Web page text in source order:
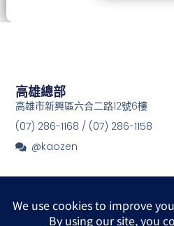
高雄總部
高雄市新興區六合二路12號6樓
(07) 286-1168 / (07) 286-1158
@kaozen